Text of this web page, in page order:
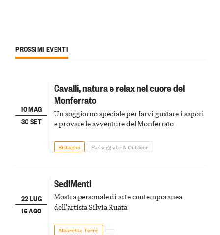
PROSSIMI EVENTI
10 MAG
30 SET
Cavalli, natura e relax nel cuore del
Monferrato
Un soggiorno speciale per farvi gustare i sapori
e provare le avventure del Monferrato
Bistagno Passeggiate & Outdoor
22 LUG
16 AGO
SediMenti
Mostra personale di arte contemporanea
dell'artista Silvia Ruata
Albaretto Torre